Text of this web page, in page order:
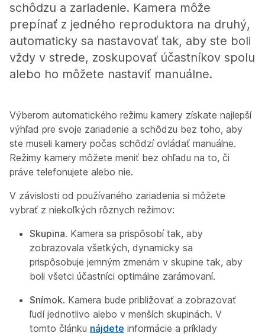
schôdzu a zariadenie. Kamera môže
prepínať z jedného reproduktora na druhý,
automaticky sa nastavovať tak, aby ste boli
vždy v strede, zoskupovať účastníkov spolu
alebo ho môžete nastaviť manuálne.
Výberom automatického režimu kamery získate najlepší
výhľad pre svoje zariadenie a schôdzu bez toho, aby
ste museli kamery počas schôdzí ovládať manuálne.
Režimy kamery môžete meniť bez ohľadu na to, či
práve telefonujete alebo nie.
V závislosti od používaného zariadenia si môžete
vybrať z niekoľkých rôznych režimov:
Skupina. Kamera sa prispôsobí tak, aby
zobrazovala všetkých, dynamicky sa
prispôsobuje jemným zmenám v skupine tak, aby
boli všetci účastníci optimálne zarámovaní.
Snímok. Kamera bude približovať a zobrazovať
ľudí jednotlivo alebo v menších skupinách. V
tomto článku nájdete informácie a príklady